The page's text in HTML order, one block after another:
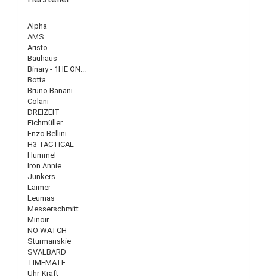
Alpha
AMS
Aristo
Bauhaus
Binary - 1HE ON...
Botta
Bruno Banani
Colani
DREIZEIT
Eichmüller
Enzo Bellini
H3 TACTICAL
Hummel
Iron Annie
Junkers
Laimer
Leumas
Messerschmitt
Minoir
NO WATCH
Sturmanskie
SVALBARD
TIMEMATE
Uhr-Kraft